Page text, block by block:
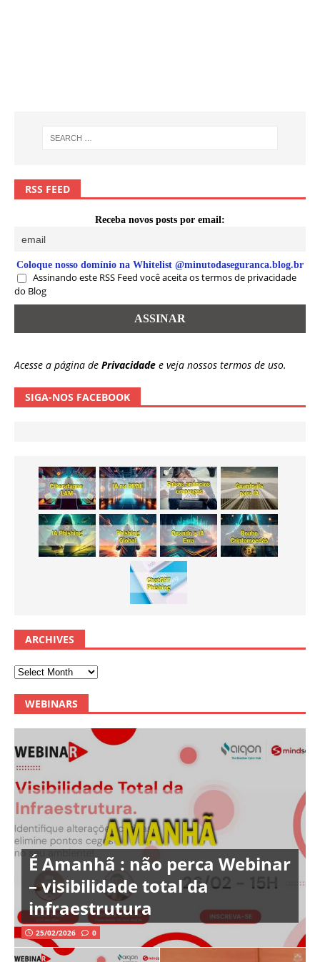
RSS FEED
Receba novos posts por email:
Coloque nosso domínio na Whitelist @minutodaseguranca.blog.br
Assinando este RSS Feed você aceita os termos de privacidade
do Blog
Acesse a página de Privacidade e veja nossos termos de uso.
SIGA-NOS FACEBOOK
ARCHIVES
WEBINARS
É Amanhã : não perca Webinar
– visibilidade total da
infraestrutura
25/02/2026 0